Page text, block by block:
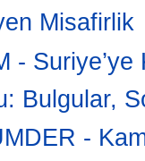
Misafirlik
-
Bulgular,
-